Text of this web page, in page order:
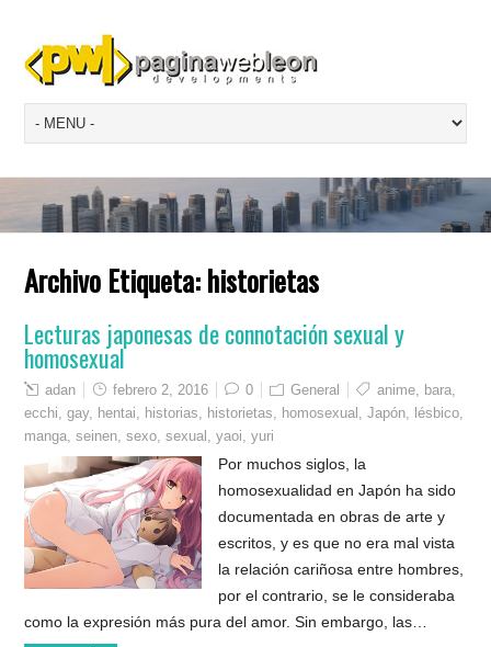
Archivo Etiqueta:historietas
Lecturas japonesas de connotación sexual y
homosexual
adan febrero 2, 2016 0 General anime bara
ecchi ,gay, hentai historias historietas homosexual ,Japón lésbico
manga ,seinen ,sexo ,sexual ,yaoi ,yuri
Por muchos siglos, la
homosexualidad en Japón ha sido
documentada en obras de arte y
escritos, y es que no era mal vista
la relación cariñosa entre hombres,
por el contrario, se le consideraba
como la expresión más pura del amor. Sin embargo, las…